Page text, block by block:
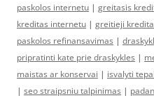
paskolos internetu | greitasis
kreditas internetu | greitieji
paskolos refinansavimas |
pripratinti kate prie draskykles |
maistas ar konservai | isvalyti
| seo straipsniu talpinimas |